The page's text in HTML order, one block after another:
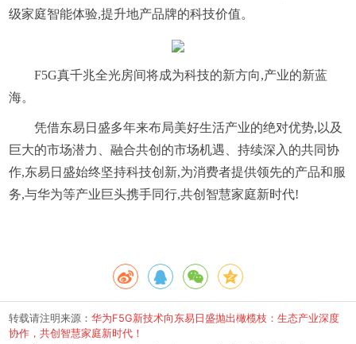
级家庭智能体验,提升地产品牌的科技价值。
F5G真千兆全光房间将成为科技的新方向,产业的新蓝
海。
凭借东易日盛多年来布局美好生活产业的绝对优势,以及
巨大的市场潜力、融合共创的市场机遇、持续深入的共同协
作,东易日盛始终坚持科技创新,为消费者提供领先的产品和服
务,与华为等产业巨头携手同行,共创智慧家庭新时代!
转载请注明来源： 华为F5G新技术向东易日盛抛出橄榄枝：生态产业深度
协作，共创智慧家庭新时代！